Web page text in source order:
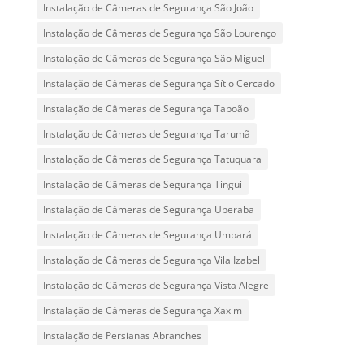
Instalação de Câmeras de Segurança São João
Instalação de Câmeras de Segurança São Lourenço
Instalação de Câmeras de Segurança São Miguel
Instalação de Câmeras de Segurança Sítio Cercado
Instalação de Câmeras de Segurança Taboão
Instalação de Câmeras de Segurança Tarumã
Instalação de Câmeras de Segurança Tatuquara
Instalação de Câmeras de Segurança Tingui
Instalação de Câmeras de Segurança Uberaba
Instalação de Câmeras de Segurança Umbará
Instalação de Câmeras de Segurança Vila Izabel
Instalação de Câmeras de Segurança Vista Alegre
Instalação de Câmeras de Segurança Xaxim
Instalação de Persianas Abranches